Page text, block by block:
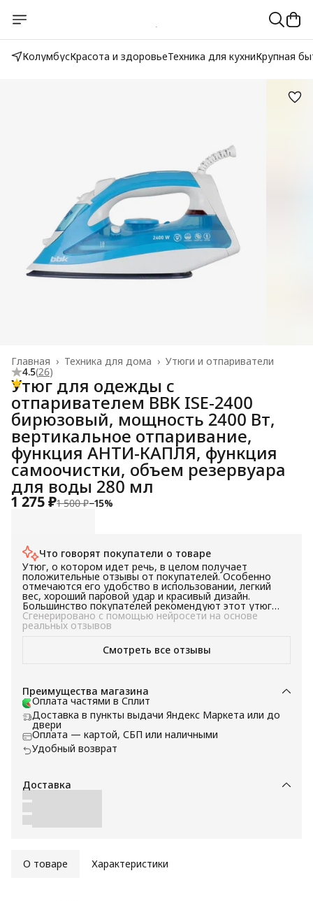
КолумбусКрасота и здоровьеТехника для кухниКрупная
Утюги и отпариватели
Техника для дома ›
Главная ›
4.5(26)
Утюг для одежды с
отпаривателем BBK ISE-2400
бирюзовый, мощность 2400 Вт,
вертикальное отпаривание,
функция АНТИ-КАПЛЯ, функция
самоочистки, объем резервуара
для воды 280 мл
1 275 ₽1 500 ₽−15%
Что говорят покупатели о товаре
Утюг, о котором идет речь, в целом получает
положительные отзывы от покупателей. Особенно
отмечаются его удобство в использовании, легкий
вес, хороший паровой удар и красивый дизайн.
Большинство покупателей рекомендуют этот утюг
для покупки. Он подойдет для тех, кто ищет удобный
и легкий утюг с хорошим паровым ударом и красивым
дизайном.
Сгенерировано с помощью нейросети на основе
реальных отзывов
Смотреть все отзывы
Преимущества магазина
Оплата частями в Сплит
Доставка в пункты выдачи Яндекс Маркета или до
двери
Оплата — картой, СБП или наличными
Удобный возврат
Доставка
О товаре Характеристики